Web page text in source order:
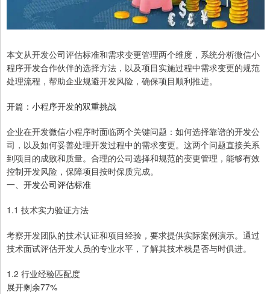
本文从开发公司评估标准和需求变更管理两个维度，系统分析微信小
程序开发合作伙伴的选择方法，以及项目实施过程中需求变更的规范
处理流程，帮助企业规避开发风险，确保项目顺利推进。
开篇：小程序开发的双重挑战
企业在开发微信小程序时面临两个关键问题：如何选择靠谱的开发公
司，以及如何妥善处理开发过程中的需求变更。这两个问题直接关系
到项目的成败和质量。合理的公司选择和规范的变更管理，能够有效
控制开发风险，保障项目按时保质完成。
一、开发公司评估标准
1.1 技术实力验证方法
考察开发团队的技术认证和项目经验，要求提供实际案例演示。通过
技术面试评估开发人员的专业水平，了解其技术栈是否与时俱进。
1.2 行业经验匹配度
展开剩余77%